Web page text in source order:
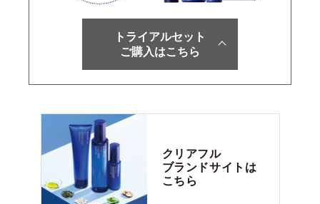
トライアルセット
ご購入はこちら
クリアフル
ブランドサイトは
こちら